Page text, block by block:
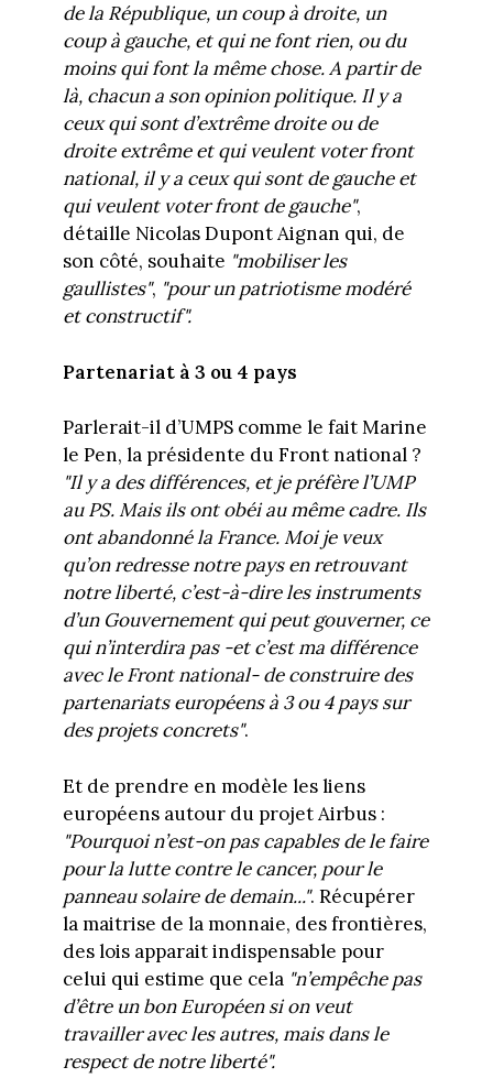
de la République, un coup à droite, un
coup à gauche, et qui ne font rien, ou du
moins qui font la même chose. A partir de
là, chacun a son opinion politique. Il y a
ceux qui sont d’extrême droite ou de
droite extrême et qui veulent voter front
national, il y a ceux qui sont de gauche et
qui veulent voter front de gauche",
détaille Nicolas Dupont Aignan qui, de
son côté, souhaite "mobiliser les
gaullistes", "pour un patriotisme modéré
et constructif".
Partenariat à 3 ou 4 pays
Parlerait-il d’UMPS comme le fait Marine
le Pen, la présidente du Front national ?
"Il y a des différences, et je préfère l’UMP
au PS. Mais ils ont obéi au même cadre. Ils
ont abandonné la France. Moi je veux
qu’on redresse notre pays en retrouvant
notre liberté, c’est-à-dire les instruments
d’un Gouvernement qui peut gouverner, ce
qui n’interdira pas -et c’est ma différence
avec le Front national- de construire des
partenariats européens à 3 ou 4 pays sur
des projets concrets".
Et de prendre en modèle les liens
européens autour du projet Airbus :
"Pourquoi n’est-on pas capables de le faire
pour la lutte contre le cancer, pour le
panneau solaire de demain...". Récupérer
la maitrise de la monnaie, des frontières,
des lois apparait indispensable pour
celui qui estime que cela "n’empêche pas
d’être un bon Européen si on veut
travailler avec les autres, mais dans le
respect de notre liberté".